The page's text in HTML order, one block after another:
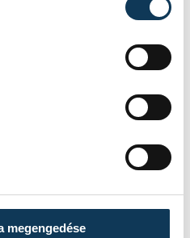
megengedése
a várost is,